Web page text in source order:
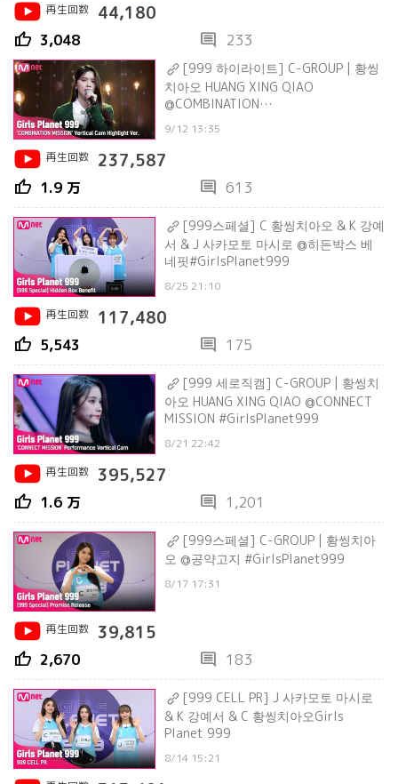
再生回数
44,180
thumb_up 3,048 comment 233
[999 하이라이트] C-GROUP | 황씽
치아오 HUANG XING QIAO
@COMBINATION
9/12 13:35
再生回数
237,587
thumb_up 1.9 万 comment 613
[999스페셜] C 황씽치아오 & K 강예
서 & J 사카모토 마시로 @히든박스 베
네핏#GirlsPlanet999
8/25 21:10
再生回数
117,480
thumb_up 5,543 comment 175
[999 세로직캠] C-GROUP | 황씽치
아오 HUANG XING QIAO @CONNECT
MISSION #GirlsPlanet999
8/21 22:42
再生回数
395,527
thumb_up 1.6 万 comment 1,201
[999스페셜] C-GROUP | 황씽치아
오 @공약고지 #GirlsPlanet999
8/17 17:31
再生回数 39,815
thumb_up 2,670 comment 183
[999 CELL PR] J 사카모토 마시로
& K 강예서 & C 황씽치아오Girls
Planet 999
8/14 15:21